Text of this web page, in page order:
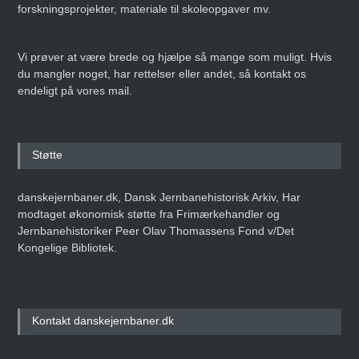
forskningsprojekter, materiale til skoleopgaver mv.
Vi prøver at være brede og hjælpe så mange som muligt. Hvis
du mangler noget, har rettelser eller andet, så kontakt os
endeligt på vores mail.
Støtte
danskejernbaner.dk, Dansk Jernbanehistorisk Arkiv, Har
modtaget økonomisk støtte fra Frimærkehandler og
Jernbanehistoriker Peer Olav Thomassens Fond v/Det
Kongelige Bibliotek.
Kontakt danskejernbaner.dk